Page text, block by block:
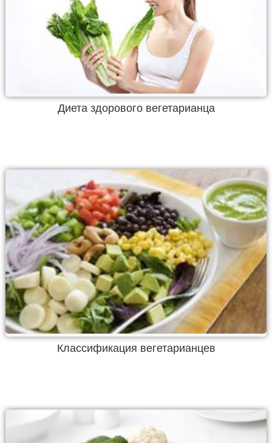
Диета здорового вегетарианца
Классификация вегетарианцев